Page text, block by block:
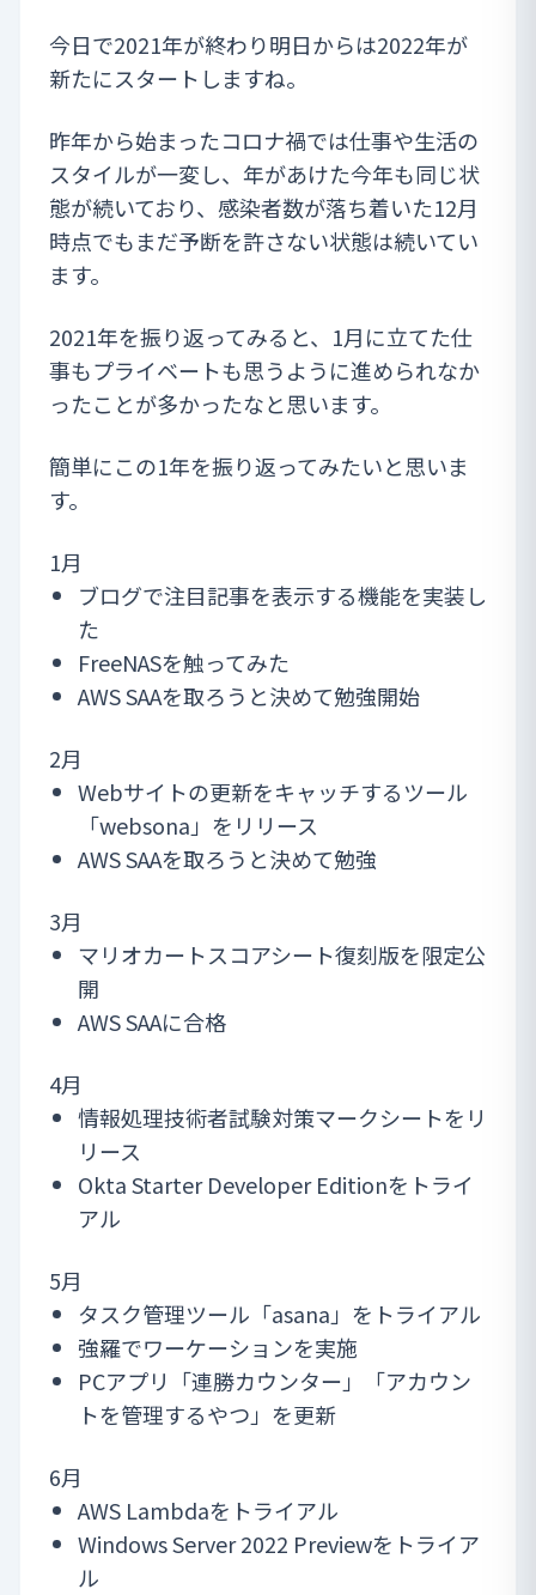
今日で2021年が終わり明日からは2022年が
新たにスタートしますね。
昨年から始まったコロナ禍では仕事や生活の
スタイルが一変し、年があけた今年も同じ状
態が続いており、感染者数が落ち着いた12月
時点でもまだ予断を許さない状態は続いてい
ます。
2021年を振り返ってみると、1月に立てた仕
事もプライベートも思うように進められなか
ったことが多かったなと思います。
簡単にこの1年を振り返ってみたいと思いま
す。
1月
ブログで注目記事を表示する機能を実装し
た
FreeNASを触ってみた
AWS SAAを取ろうと決めて勉強開始
2月
Webサイトの更新をキャッチするツール
「websona 」をリリース
AWS SAAを取ろうと決めて勉強
3月
マリオカートスコアシート復刻版を限定公
開
AWS SAAに合格
4月
情報処理技術者試験対策マークシートをリ
リース
Okta Starter Developer Editionをトライ
アル
5月
タスク管理ツール「asana」をトライアル
強羅でワーケーションを実施
PCアプリ「連勝カウンター」「アカウン
トを管理するやつ」を更新
6月
AWS Lambdaをトライアル
Windows Server 2022 Previewをトライア
ル